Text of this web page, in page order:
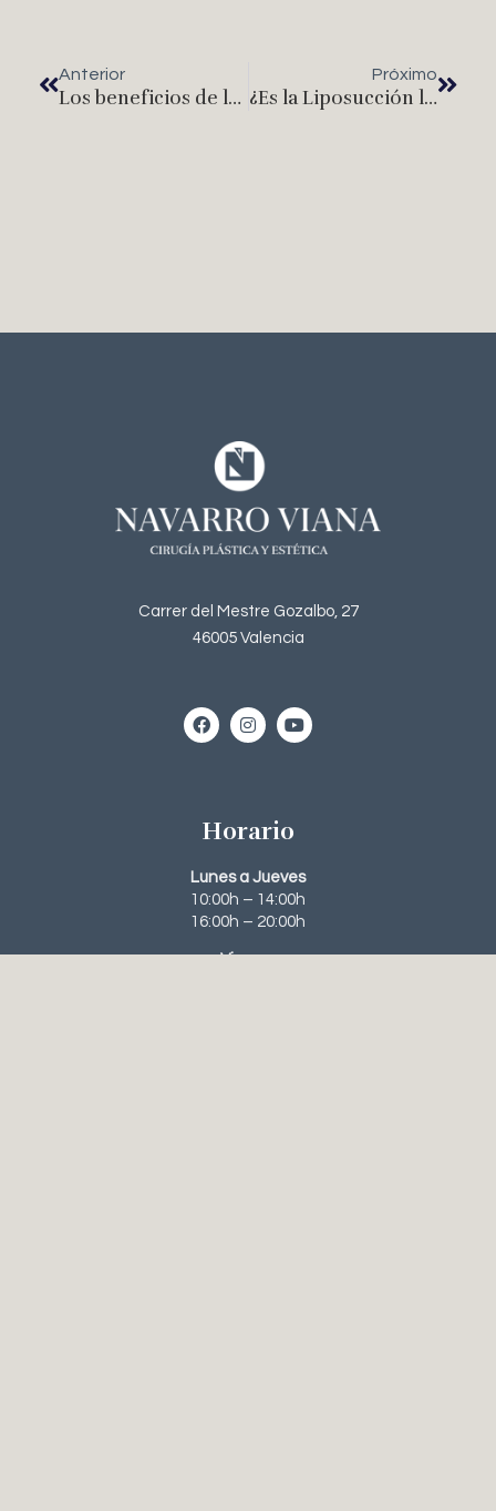
Anterior
Los beneficios de la rinoplastia: Más allá de la estética
Próximo
¿Es la Liposucción la Solución Adecuada para Ti? Criterios para Considerar
Carrer del Mestre Gozalbo, 27
46005 Valencia
Horario
Lunes a Jueves
10:00h – 14:00h
16:00h – 20:00h
Viernes